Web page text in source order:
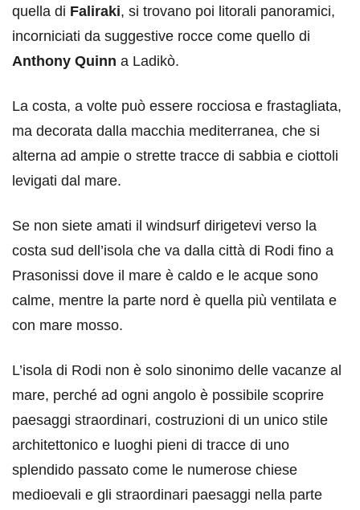
quella di Faliraki, si trovano poi litorali panoramici,
incorniciati da suggestive rocce come quello di
Anthony Quinn a Ladikò.
La costa, a volte può essere rocciosa e frastagliata,
ma decorata dalla macchia mediterranea, che si
alterna ad ampie o strette tracce di sabbia e ciottoli
levigati dal mare.
Se non siete amati il windsurf dirigetevi verso la
costa sud dell’isola che va dalla città di Rodi fino a
Prasonissi dove il mare è caldo e le acque sono
calme, mentre la parte nord è quella più ventilata e
con mare mosso.
L’isola di Rodi non è solo sinonimo delle vacanze al
mare, perché ad ogni angolo è possibile scoprire
paesaggi straordinari, costruzioni di un unico stile
architettonico e luoghi pieni di tracce di uno
splendido passato come le numerose chiese
medioevali e gli straordinari paesaggi nella parte